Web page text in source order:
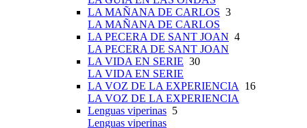
LA MAÑANA DE CARLOS 3
LA MAÑANA DE CARLOS
LA PECERA DE SANT JOAN 4
LA PECERA DE SANT JOAN
LA VIDA EN SERIE 30
LA VIDA EN SERIE
LA VOZ DE LA EXPERIENCIA
16
LA VOZ DE LA EXPERIENCIA
Lenguas viperinas 5
Lenguas viperinas